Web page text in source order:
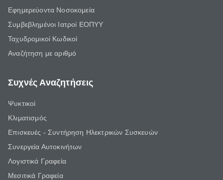
Εφημερεύοντα Νοσοκομεία
Συμβεβλημένοι Ιατροί ΕΟΠΥΥ
Ταχυδρομικοί Κωδικοί
Αναζήτηση με αριθμό
Συχνές Αναζητήσεις
Ψυκτικοί
Κλιματισμός
Επισκευές - Συντήρηση Ηλεκτρικών Συσκευών
Συνεργεία Αυτοκινήτων
Λογιστικά Γραφεία
Μεσιτικά Γραφεία